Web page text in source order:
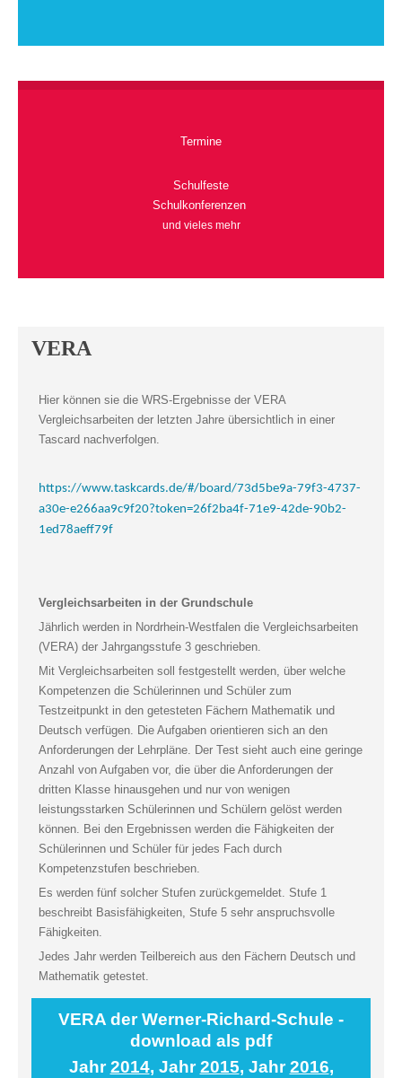
Termine
Schulfeste
Schulkonferenzen
und vieles mehr
VERA
Hier können sie die WRS-Ergebnisse der VERA
Vergleichsarbeiten der letzten Jahre übersichtlich in einer
Tascard nachverfolgen.
https://www.taskcards.de/#/board/73d5be9a-79f3-4737-
a30e-e266aa9c9f20?token=26f2ba4f-71e9-42de-90b2-
1ed78aeff79f
Vergleichsarbeiten in der Grundschule
Jährlich werden in Nordrhein-Westfalen die Vergleichsarbeiten
(VERA) der Jahrgangsstufe 3 geschrieben.
Mit Vergleichsarbeiten soll festgestellt werden, über welche
Kompetenzen die Schülerinnen und Schüler zum
Testzeitpunkt in den getesteten Fächern Mathematik und
Deutsch verfügen. Die Aufgaben orientieren sich an den
Anforderungen der Lehrpläne. Der Test sieht auch eine geringe
Anzahl von Aufgaben vor, die über die Anforderungen der
dritten Klasse hinausgehen und nur von wenigen
leistungsstarken Schülerinnen und Schülern gelöst werden
können. Bei den Ergebnissen werden die Fähigkeiten der
Schülerinnen und Schüler für jedes Fach durch
Kompetenzstufen beschrieben.
Es werden fünf solcher Stufen zurückgemeldet. Stufe 1
beschreibt Basisfähigkeiten, Stufe 5 sehr anspruchsvolle
Fähigkeiten.
Jedes Jahr werden Teilbereich aus den Fächern Deutsch und
Mathematik getestet.
VERA der Werner-Richard-Schule -
download als pdf
Jahr2014, Jahr2015, Jahr2016,